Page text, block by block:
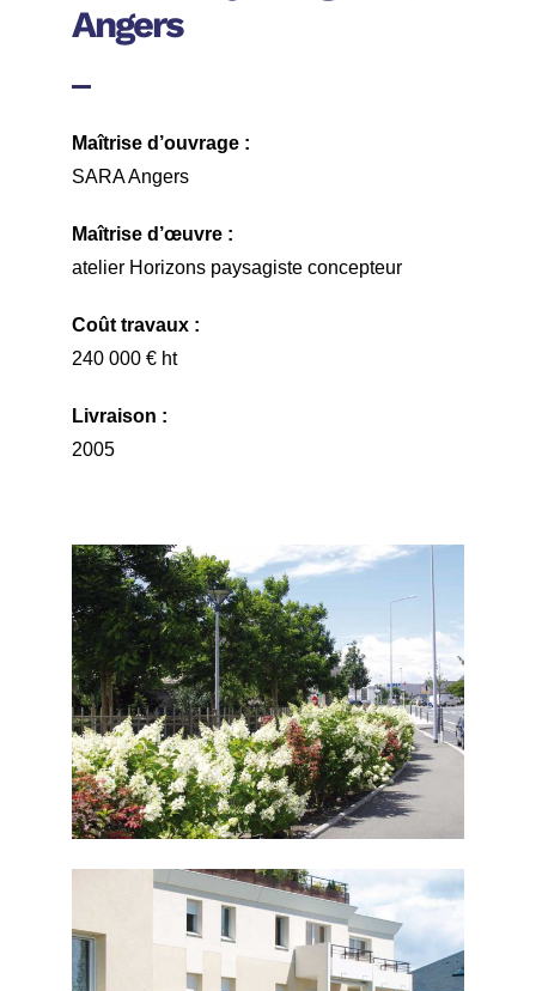
Angers
Maîtrise d’ouvrage :
SARA Angers
Maîtrise d’œuvre :
atelier Horizons paysagiste concepteur
Coût travaux :
240 000 € ht
Livraison :
2005